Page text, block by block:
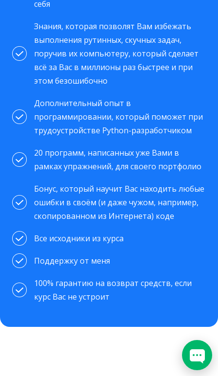
себя
Знания, которая позволят Вам избежать
выполнения рутинных, скучных задач,
поручив их компьютеру, который сделает
всё за Вас в миллионы раз быстрее и при
этом безошибочно
Дополнительный опыт в
программировании, который поможет при
трудоустройстве Python-разработчиком
20 программ, написанных уже Вами в
рамках упражнений, для своего портфолио
Бонус, который научит Вас находить любые
ошибки в своём (и даже чужом, например,
скопированном из Интернета) коде
Все исходники из курса
Поддержку от меня
100% гарантию на возврат средств, если
курс Вас не устроит